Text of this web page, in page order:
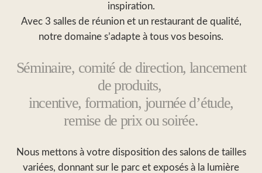
inspiration.
Avec 3 salles de réunion et un restaurant de qualité,
notre domaine s’adapte à tous vos besoins.
Séminaire, comité de direction, lancement
de produits,
incentive, formation, journée d’étude,
remise de prix ou soirée.
Nous mettons à votre disposition des salons de tailles
variées, donnant sur le parc et exposés à la lumière